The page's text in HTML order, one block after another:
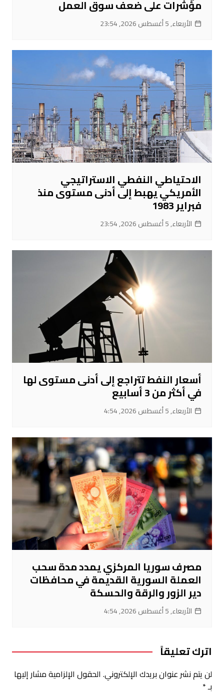
مؤشرات على ضعف سوق العمل
الأربعاء, 5 أغسطس 2026, 23:54
الاحتياطي النفطي الاستراتيجي
الأمريكي يهبط إلى أدنى مستوى منذ
فبراير 1983
الأربعاء, 5 أغسطس 2026, 23:54
أسعار النفط تتراجع إلى أدنى مستوى لها
في أكثر من 3 أسابيع
الأربعاء, 5 أغسطس 2026, 4:54
مصرف سوريا المركزي يمدد مدة سحب
العملة السورية القديمة في محافظات
دير الزور والرقة والحسكة
الأربعاء, 5 أغسطس 2026, 4:54
اترك تعليقاً
لن يتم نشر عنوان بريدك الإلكتروني. الحقول الإلزامية مشار إليها
بـ*